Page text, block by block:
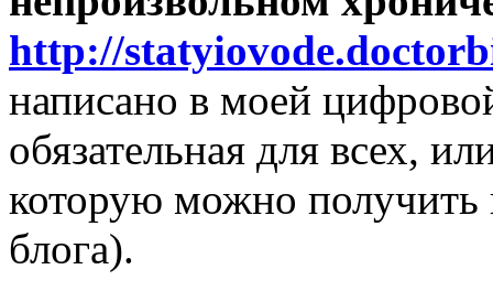
http://
написано в моей
обязательная для всех,
которую можно получить
блога).